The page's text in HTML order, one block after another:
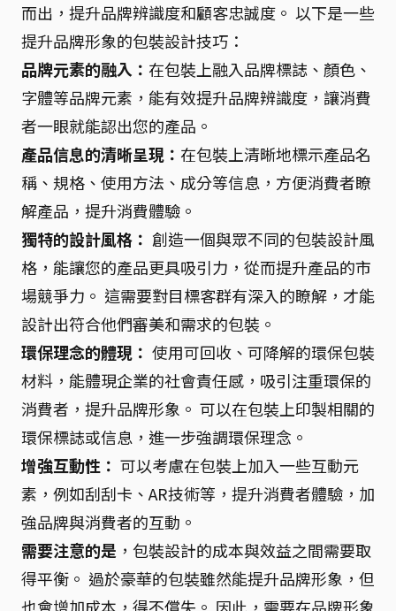
而出，提升品牌辨識度和顧客忠誠度。 以下是一些
提升品牌形象的包裝設計技巧：
品牌元素的融入： 在包裝上融入品牌標誌、顏色、
字體等品牌元素，能有效提升品牌辨識度，讓消費
者一眼就能認出您的產品。
產品信息的清晰呈現： 在包裝上清晰地標示產品名
稱、規格、使用方法、成分等信息，方便消費者瞭
解產品，提升消費體驗。
獨特的設計風格： 創造一個與眾不同的包裝設計風
格，能讓您的產品更具吸引力，從而提升產品的市
場競爭力。 這需要對目標客群有深入的瞭解，才能
設計出符合他們審美和需求的包裝。
環保理念的體現： 使用可回收、可降解的環保包裝
材料，能體現企業的社會責任感，吸引注重環保的
消費者，提升品牌形象。 可以在包裝上印製相關的
環保標誌或信息，進一步強調環保理念。
增強互動性： 可以考慮在包裝上加入一些互動元
素，例如刮刮卡、AR技術等，提升消費者體驗，加
強品牌與消費者的互動。
需要注意的是 ，包裝設計的成本與效益之間需要取
得平衡。 過於豪華的包裝雖然能提升品牌形象，但